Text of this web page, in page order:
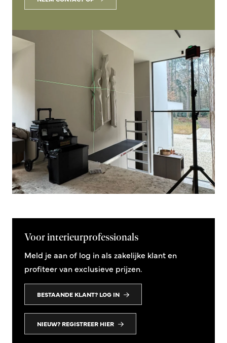
Voor interieurprofessionals
Meld je aan of log in als zakelijke klant en
profiteer van exclusieve prijzen.
BESTAANDE KLANT? LOG IN
NIEUW? REGISTREER HIER